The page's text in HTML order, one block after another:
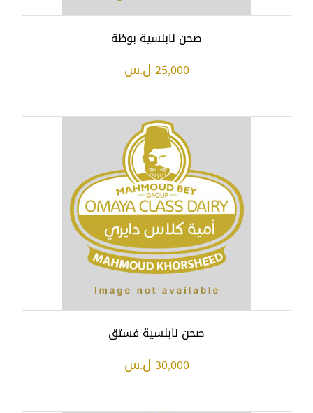
صحن نابلسية بوظة
25,000 ل.س
صحن نابلسية فستق
30,000 ل.س